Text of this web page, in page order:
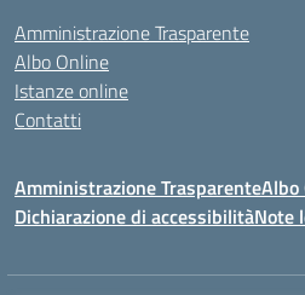
Amministrazione Trasparente
Albo Online
Istanze online
Contatti
Amministrazione TrasparenteAlbo
Dichiarazione di accessibilitàNote